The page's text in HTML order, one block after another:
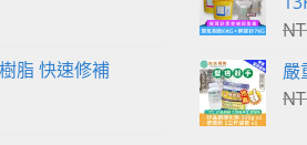
脂 快速修補
嚴